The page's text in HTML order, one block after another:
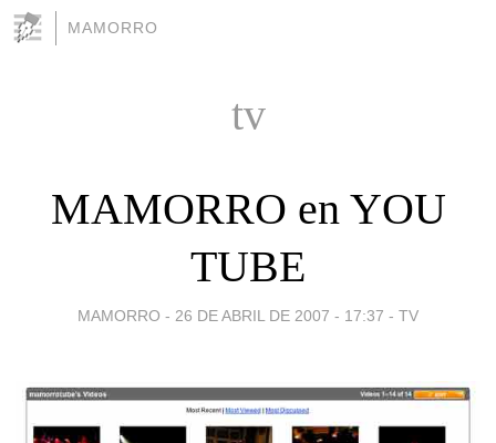
MAMORRO
tv
MAMORRO en YOU
TUBE
MAMORRO - 26 DE ABRIL DE 2007 - 17:37 - TV